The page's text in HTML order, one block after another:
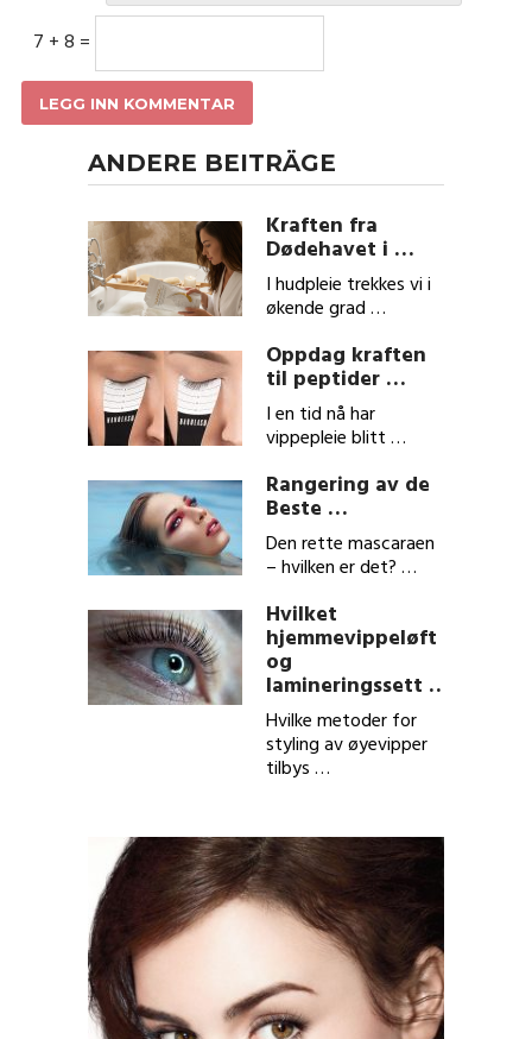
7 + 8 =
ANDERE BEITRÄGE
Kraften fra
Dødehavet i …
I hudpleie trekkes vi i
økende grad …
Oppdag kraften
til peptider …
I en tid nå har
vippepleie blitt …
Rangering av de
Beste …
Den rette mascaraen
– hvilken er det? …
Hvilket
hjemmevippeløft
og
lamineringssett …
Hvilke metoder for
styling av øyevipper
tilbys …